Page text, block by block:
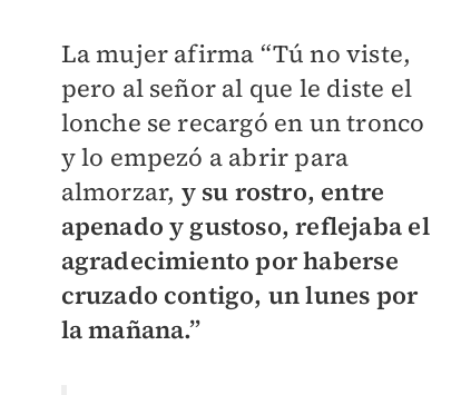
La mujer afirma “Tú no viste,
pero al señor al que le diste el
lonche se recargó en un tronco
y lo empezó a abrir para
almorzar, y su rostro, entre
apenado y gustoso, reflejaba el
agradecimiento por haberse
cruzado contigo, un lunes por
la mañana.”